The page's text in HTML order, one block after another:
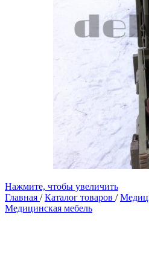
Нажмите, чтобы увеличить
Главная / Каталог товаров /
Медицинская мебель